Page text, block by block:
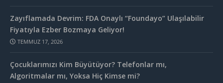
Zayıflamada Devrim: FDA Onaylı “Foundayo” Ulaşılabilir
Fiyatıyla Ezber Bozmaya Geliyor!
TEMMUZ 17, 2026
Çocuklarımızı Kim Büyütüyor? Telefonlar mı,
Algoritmalar mı, Yoksa Hiç Kimse mi?